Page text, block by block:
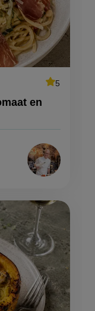
en
average
5
Beoordeel